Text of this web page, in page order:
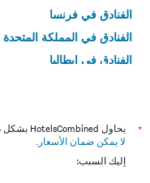
الفنادق في فرنسا
الفنادق في المملكة المتحدة
الفنادق في إيطاليا
*
يحاول HotelsCombined بشكل دائم الحصول على الأسعار الدقيقة، ولكن
لا يمكن ضمان الأسعار .
إليك السبب: